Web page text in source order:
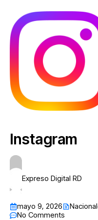
Instagram
Expreso Digital RD
mayo 9, 2026
No Comments